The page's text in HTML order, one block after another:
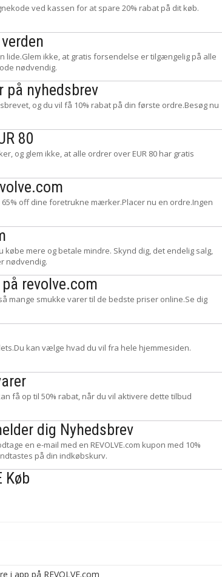
ved kassen for at spare 20% rabat på dit køb.
lide.Glem ikke, at gratis forsendelse er tilgængelig på alle
nødvendig.
på nyhedsbrev
og du vil få 10% rabat på din første ordre.Besøg nu
80
og glem ikke, at alle ordrer over EUR 80 har gratis
off dine foretrukne mærker.Placer nu en ordre.Ingen
købe mere og betale mindre. Skynd dig, det endelig salg,
nødvendig.
revolve.com
mange smukke varer til de bedste priser online.Se dig
kan vælge hvad du vil fra hele hjemmesiden.
få op til 50% rabat, når du vil aktivere dette tilbud
dig Nyhedsbrev
en e-mail med en REVOLVE.com kupon med 10%
på din indkøbskurv.
Køb
i app på REVOLVE.com